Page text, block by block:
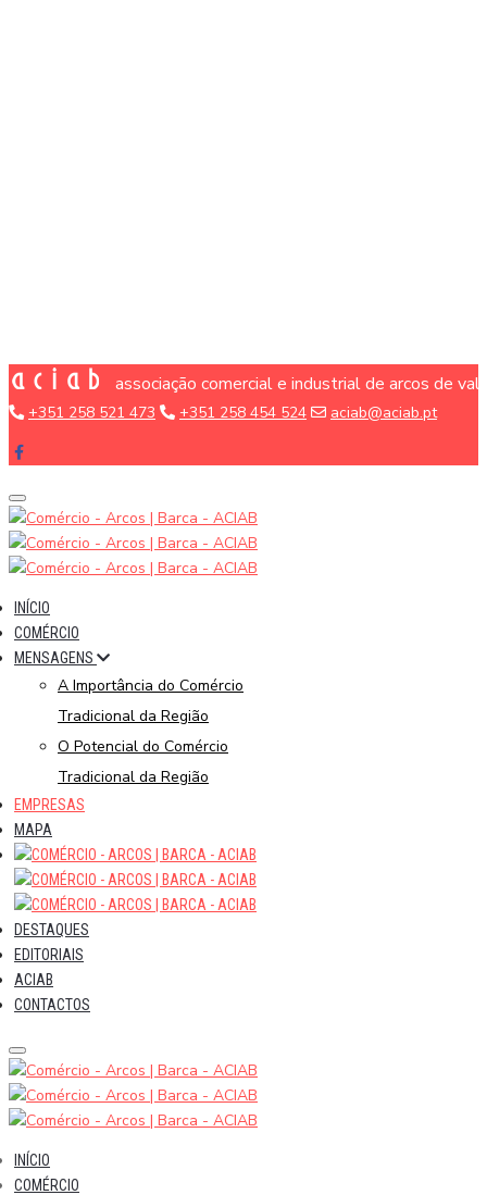
associação comercial e industrial de arcos de
+351 258 521 473 +351 258 454 524 aciab@aciab.pt
INÍCIO
COMÉRCIO
MENSAGENS
A Importância do Comércio
Tradicional da Região
O Potencial do Comércio
Tradicional da Região
EMPRESAS
MAPA
DESTAQUES
EDITORIAIS
ACIAB
CONTACTOS
INÍCIO
COMÉRCIO